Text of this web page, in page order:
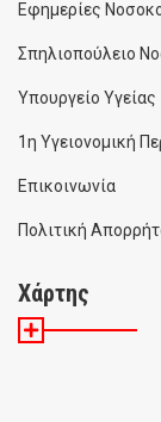
Εφημερίες
Σπηλιοπούλειο
Υπουργείο Υγείας
1η Υγειονομική
Επικοινωνία
Πολιτική
Χάρτης